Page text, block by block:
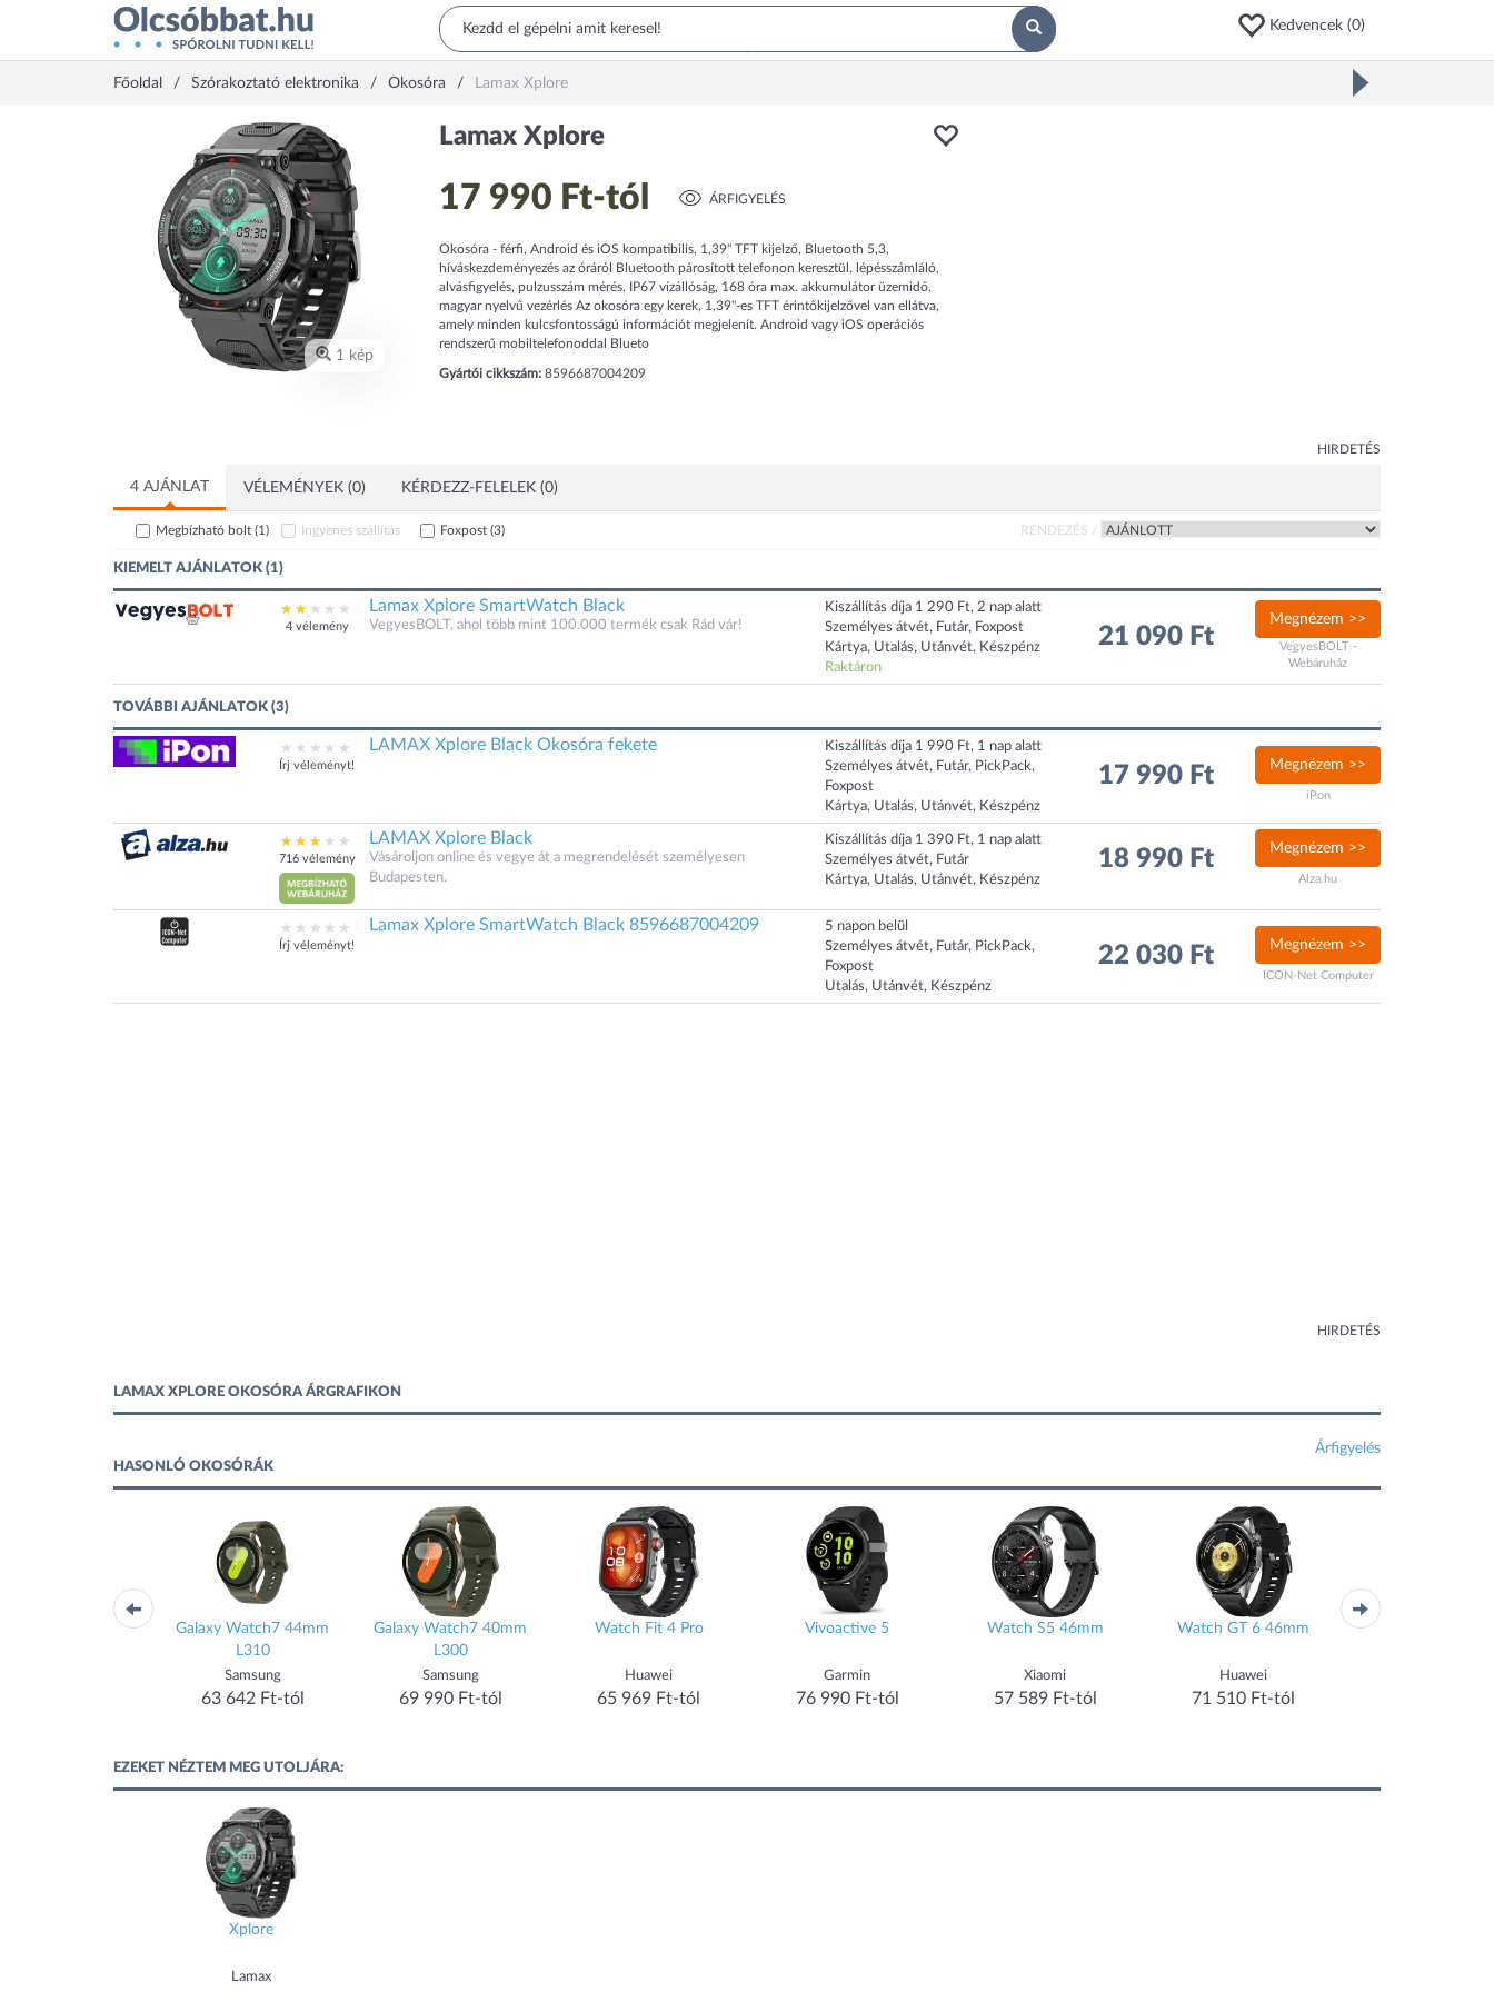
Kedvencek (0)
Főoldal Szórakoztató elektronika Okosóra Lamax Xplore
1 kép
Lamax Xplore
17 990 Ft-tól ÁRFIGYELÉS
Okosóra - férfi, Android és iOS kompatibilis, 1,39" TFT kijelző, Bluetooth 5,3,
híváskezdeményezés az óráról Bluetooth párosított telefonon keresztül, lépésszámláló,
alvásfigyelés, pulzusszám mérés, IP67 vízállóság, 168 óra max. akkumulátor üzemidő,
magyar nyelvű vezérlés Az okosóra egy kerek, 1,39"-es TFT érintőkijelzővel van ellátva,
amely minden kulcsfontosságú információt megjelenít. Android vagy iOS operációs
rendszerű mobiltelefonoddal Blueto
Gyártói cikkszám:8596687004209
HIRDETÉS
4 AJÁNLAT VÉLEMÉNYEK (0) KÉRDEZZ-FELELEK (0)
Megbízható bolt (1) Ingyenes szállítás Foxpost (3) RENDEZÉS /
KIEMELT AJÁNLATOK (1)
4 vélemény
Lamax Xplore SmartWatch Black
VegyesBOLT, ahol több mint 100.000 termék csak Rád vár!
Kiszállítás díja 1 290 Ft, 2 nap alatt
Személyes átvét, Futár, Foxpost
Kártya, Utalás, Utánvét, Készpénz
Raktáron
21 090 Ft
Megnézem >>
VegyesBOLT -
Webáruház
TOVÁBBI AJÁNLATOK (3)
Írj véleményt!
LAMAX Xplore Black Okosóra fekete
Kiszállítás díja 1 990 Ft, 1 nap alatt
Személyes átvét, Futár, PickPack,
Foxpost
Kártya, Utalás, Utánvét, Készpénz
17 990 Ft Megnézem >>
iPon
716 vélemény
LAMAX Xplore Black
Vásároljon online és vegye át a megrendelését személyesen
Budapesten.
Kiszállítás díja 1 390 Ft, 1 nap alatt
Személyes átvét, Futár
Kártya, Utalás, Utánvét, Készpénz
18 990 Ft Megnézem >>
Alza.hu
Írj véleményt!
Lamax Xplore SmartWatch Black 8596687004209
5 napon belül
Személyes átvét, Futár, PickPack,
Foxpost
Utalás, Utánvét, Készpénz
22 030 Ft Megnézem >>
ICON-Net Computer
HIRDETÉS
LAMAX XPLORE OKOSÓRA ÁRGRAFIKON
Árfigyelés
HASONLÓ OKOSÓRÁK
Watch8 44mm SM-
Galaxy Watch7 44mm
L310
Samsung
63 642 Ft-tól
Galaxy Watch7 40mm
L300
Samsung
69 990 Ft-tól
Watch Fit 4 Pro
Huawei
65 969 Ft-tól
Vivoactive 5
Garmin
76 990 Ft-tól
Watch S5 46mm
Xiaomi
57 589 Ft-tól
Watch GT 6 46mm
Huawei
71 510 Ft-tól
EZEKET NÉZTEM MEG UTOLJÁRA:
Xplore
Lamax